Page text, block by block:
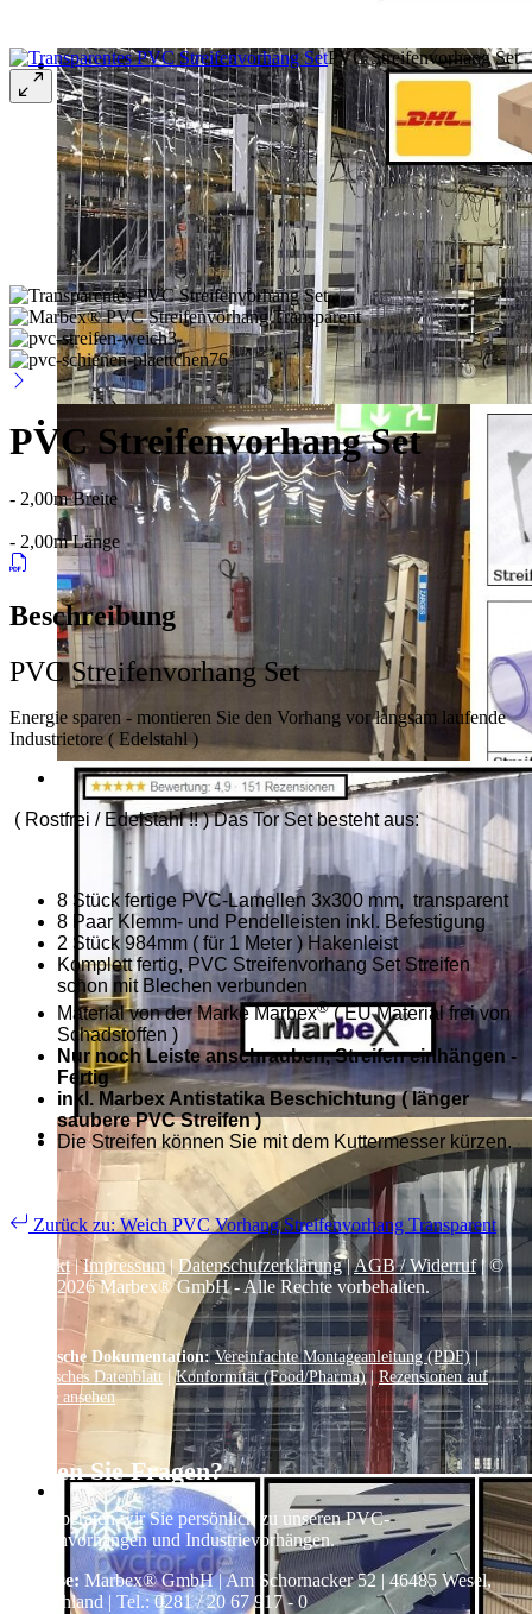
PVC Streifenvorhang Set
PVC Streifenvorhang Set
- 2,00m Breite
- 2,00m Länge
Beschreibung
PVC Streifenvorhang Set
Energie sparen - montieren Sie den Vorhang vor langsam laufende
Industrietore ( Edelstahl )
( Rostfrei / Edelstahl !! ) Das Tor Set besteht aus:
8 Stück fertige PVC-Lamellen 3x300 mm, transparent
8 Paar Klemm- und Pendelleisten inkl. Befestigung
2 Stück 984mm ( für 1 Meter ) Hakenleist
Komplett fertig, PVC Streifenvorhang Set Streifen
schon mit Blechen verbunden
Material von der Marke Marbex®( EU Material frei von
Schadstoffen )
Nur noch Leiste anschrauben, Streifen einhängen -
Fertig
inkl. Marbex Antistatika Beschichtung ( länger
saubere PVC Streifen )
Die Streifen können Sie mit dem Kuttermesser kürzen.
Zurück zu: Weich PVC Vorhang Streifenvorhang Transparent
Kontakt|Impressum| Datenschutzerklärung|AGB / Widerruf| ©
2026Marbex® GmbH - Alle Rechte vorbehalten.
Technische Dokumentation: Vereinfachte Montageanleitung (PDF)|
Technisches Datenblatt |Konformität (Food/Pharma)|Rezensionen auf
Google ansehen
Haben Sie Fragen?
Gerne beraten wir Sie persönlich zu unseren PVC-
Streifenvorhängen und Industrievorhängen.
Adresse: Marbex® GmbH | Am Schornacker 52 | 46485 Wesel,
Deutschland | Tel.: 0281 / 20 67 917 - 0